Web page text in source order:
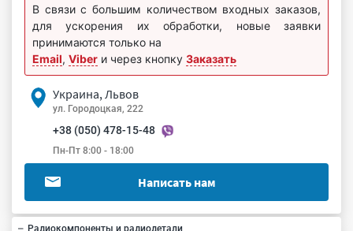
В связи с большим количеством входных заказов,
для ускорения их обработки, новые заявки
принимаются только на
Email, Viber и через кнопку Заказать
Украина, Львов
ул. Городоцкая, 222
+38 (050) 478-15-48
Пн-Пт 8:00 - 18:00
Написать нам
Радиокомпоненты и радиодетали